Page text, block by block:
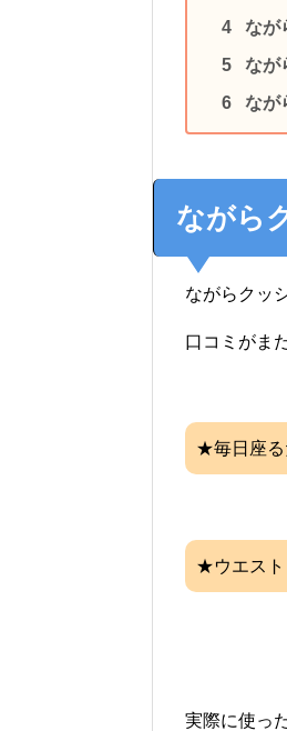
なが
なが
なが
ながら
ながらクッ
口コミがま
★毎日座る
★ウエスト
実際に使っ